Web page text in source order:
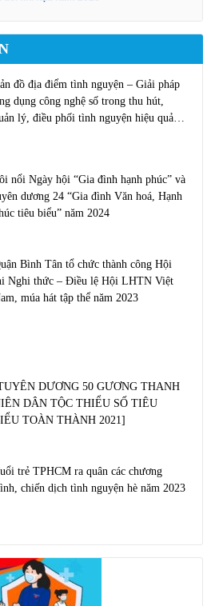
đồ địa điểm tình nguyện – Giải pháp
dụng công nghệ số trong thu hút,
lý, điều phối tình nguyện hiệu quả
nổi Ngày hội “Gia đình hạnh phúc” và
dương 24 “Gia đình Văn hoá, Hạnh
tiêu biểu” năm 2024
Bình Tân tổ chức thành công Hội
Nghi thức – Điều lệ Hội LHTN Việt
múa hát tập thể năm 2023
DƯƠNG 50 GƯƠNG THANH
DÂN TỘC THIỂU SỐ TIÊU
TOÀN THÀNH 2021]
trẻ TPHCM ra quân các chương
chiến dịch tình nguyện hè năm 2023